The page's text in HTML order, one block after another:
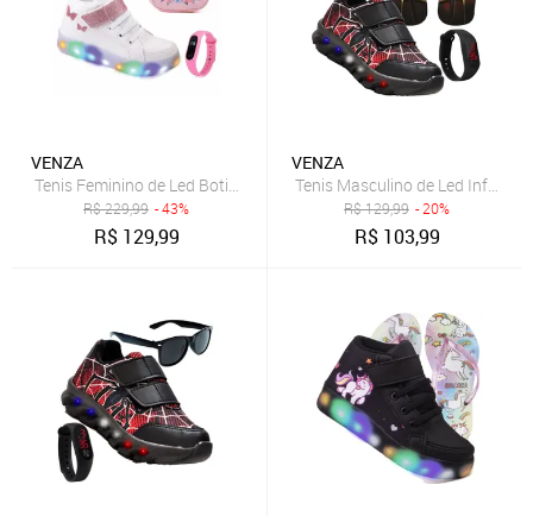
VENZA
Tenis Feminino de Led Botinha Borboleta Glitter Calce Facil + Moch
R$229,99 - 43%
R$ 129,99
VENZA
Tenis Masculino de Led Infantil
R$129,99 - 20%
R$ 103,99